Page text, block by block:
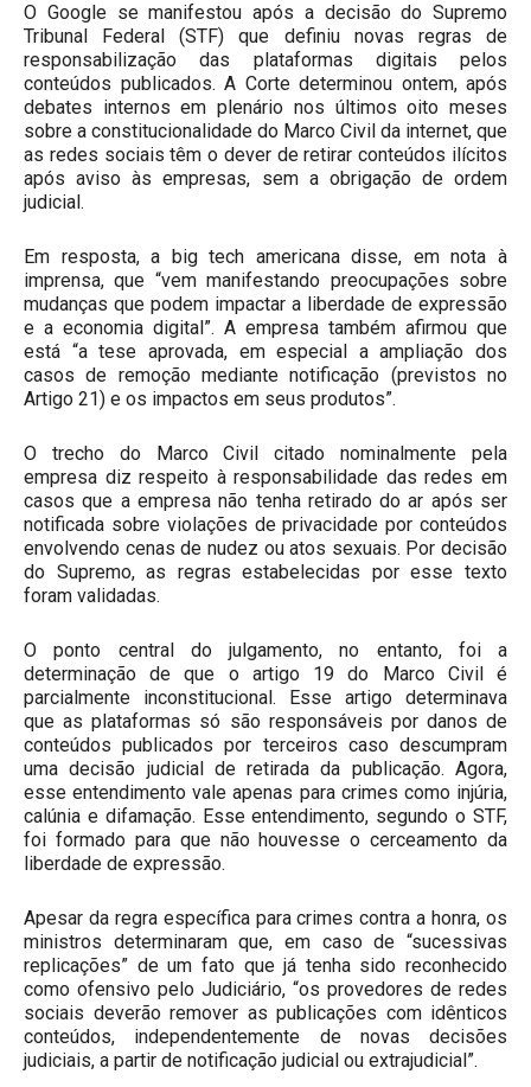
O Google se manifestou após a decisão do Supremo
Tribunal Federal (STF) que definiu novas regras de
responsabilização das plataformas digitais pelos
conteúdos publicados. A Corte determinou ontem, após
debates internos em plenário nos últimos oito meses
sobre a constitucionalidade do Marco Civil da internet, que
as redes sociais têm o dever de retirar conteúdos ilícitos
após aviso às empresas, sem a obrigação de ordem
judicial.
Em resposta, a big tech americana disse, em nota à
imprensa, que “vem manifestando preocupações sobre
mudanças que podem impactar a liberdade de expressão
e a economia digital”. A empresa também afirmou que
está “a tese aprovada, em especial a ampliação dos
casos de remoção mediante notificação (previstos no
Artigo 21) e os impactos em seus produtos”.
O trecho do Marco Civil citado nominalmente pela
empresa diz respeito à responsabilidade das redes em
casos que a empresa não tenha retirado do ar após ser
notificada sobre violações de privacidade por conteúdos
envolvendo cenas de nudez ou atos sexuais. Por decisão
do Supremo, as regras estabelecidas por esse texto
foram validadas.
O ponto central do julgamento, no entanto, foi a
determinação de que o artigo 19 do Marco Civil é
parcialmente inconstitucional. Esse artigo determinava
que as plataformas só são responsáveis por danos de
conteúdos publicados por terceiros caso descumpram
uma decisão judicial de retirada da publicação. Agora,
esse entendimento vale apenas para crimes como injúria,
calúnia e difamação. Esse entendimento, segundo o STF,
foi formado para que não houvesse o cerceamento da
liberdade de expressão.
Apesar da regra específica para crimes contra a honra, os
ministros determinaram que, em caso de “sucessivas
replicações” de um fato que já tenha sido reconhecido
como ofensivo pelo Judiciário, “os provedores de redes
sociais deverão remover as publicações com idênticos
conteúdos, independentemente de novas decisões
judiciais, a partir de notificação judicial ou extrajudicial”.